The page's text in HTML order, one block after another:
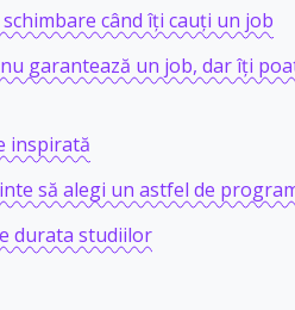
când îți cauți un job
garantează un job, dar îți
inspirată
să alegi un astfel de
durata studiilor